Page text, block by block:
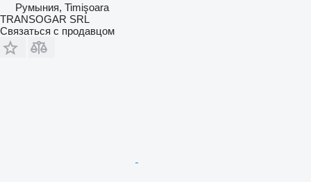
Румыния, Timişoara
TRANSOGAR SRL
Связаться с продавцом